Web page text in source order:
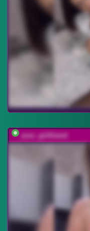
your_girlfriend